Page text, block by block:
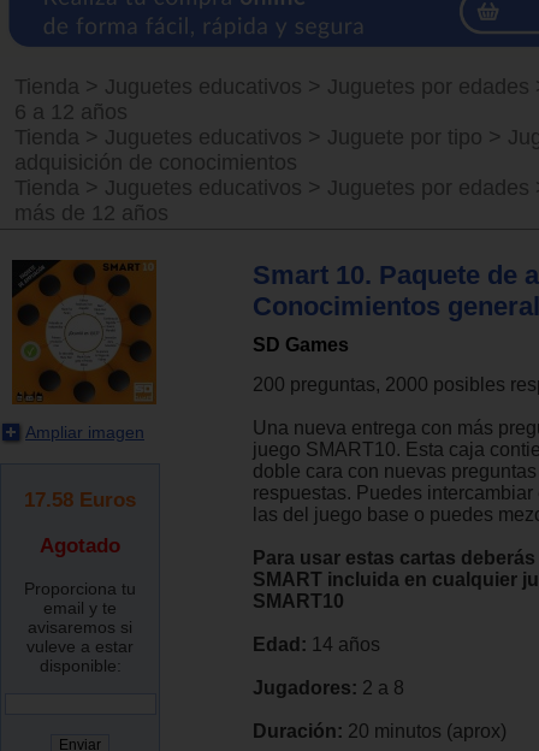
Tienda > Juguetes educativos > Juguetes por edades
6 a 12 años
Tienda > Juguetes educativos > Juguete por tipo >
adquisición de conocimientos
Tienda > Juguetes educativos > Juguetes por edades
más de 12 años
Ampliar imagen
17.58 Euros
Agotado
Proporciona tu
email y te
avisaremos si
vuleve a estar
disponible:
Smart 10. Paquete de
Conocimientos
SD Games
200 preguntas, 2000 posibles
Una nueva entrega con más
juego SMART10. Esta caja
doble cara con nuevas
respuestas. Puedes intercambiar
las del juego base o puedes
Para usar estas cartas
SMART incluida en cualquier
SMART10
Edad: 14 años
Jugadores: 2 a 8
Duración: 20 minutos (aprox)